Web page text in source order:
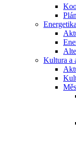
Kultura a